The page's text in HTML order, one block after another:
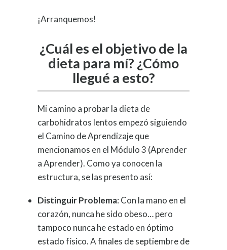
¡Arranquemos!
¿Cuál es el objetivo de la
dieta para mí? ¿Cómo
llegué a esto?
Mi camino a probar la dieta de
carbohidratos lentos empezó siguiendo
el Camino de Aprendizaje que
mencionamos en el Módulo 3 (Aprender
a Aprender). Como ya conocen la
estructura, se las presento así:
Distinguir Problema: Con la mano en el
corazón, nunca he sido obeso… pero
tampoco nunca he estado en óptimo
estado físico. A finales de septiembre de